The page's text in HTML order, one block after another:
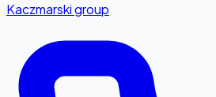
Kaczmarski group